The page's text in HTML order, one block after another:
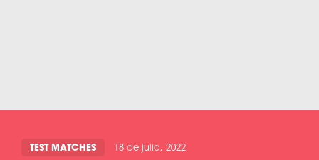
TEST MATCHES 18 de julio, 2022